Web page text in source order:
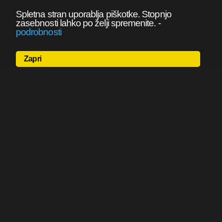
Spletna stran uporablja piškotke. Stopnjo
zasebnosti lahko po želji spremenite. -
podrobnosti
Zapri